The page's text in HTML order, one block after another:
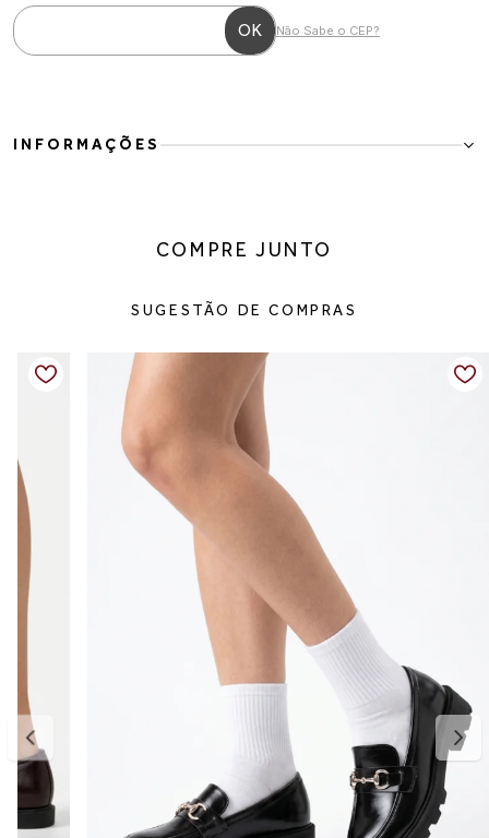
Não Sabe o CEP?
INFORMAÇÕES
dia a dia. O acabamento liso e o design minimalista garantem
casuais com estilo.
Cor: marrom
Fechamento: calce fácil
Solado: baixo, leve e confortável
Diferenciais: design clássico, acabamento refinado e fácil
combinação para diversas ocasiões
Tabela de medidas:
34 — aproximadamente 22,6 cm
35 — aproximadamente 23,3 cm
36 — aproximadamente 24,0 cm
37 — aproximadamente 24,6 cm
38 — aproximadamente 25,3 cm
39 — aproximadamente 26,0 cm
Para escolher o tamanho ideal, meça seu pé do dedão até o
calcanhar e adicione cerca de 0,5 cm de folga para garantir conforto
no uso. Se estiver entre dois tamanhos, opte pelo maior para um
encaixe mais confortável. E, se precisar ajustar, a primeira troca é
gratuita.
COMPRE JUNTO
SUGESTÃO DE COMPRAS